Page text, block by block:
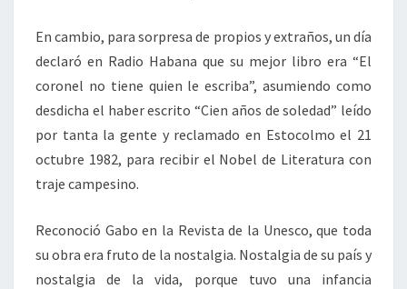
En cambio, para sorpresa de propios y extraños, un día
declaró en Radio Habana que su mejor libro era “El
coronel no tiene quien le escriba”, asumiendo como
desdicha el haber escrito “Cien años de soledad” leído
por tanta la gente y reclamado en Estocolmo el 21
octubre 1982, para recibir el Nobel de Literatura con
traje campesino.
Reconoció Gabo en la Revista de la Unesco, que toda
su obra era fruto de la nostalgia. Nostalgia de su país y
nostalgia de la vida, porque tuvo una infancia